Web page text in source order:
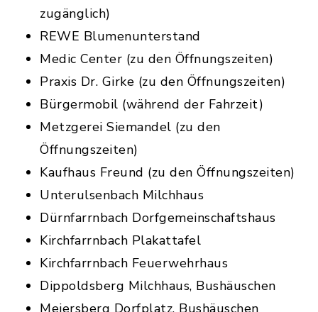
zugänglich)
REWE Blumenunterstand
Medic Center (zu den Öffnungszeiten)
Praxis Dr. Girke (zu den Öffnungszeiten)
Bürgermobil (während der Fahrzeit)
Metzgerei Siemandel (zu den
Öffnungszeiten)
Kaufhaus Freund (zu den Öffnungszeiten)
Unterulsenbach Milchhaus
Dürnfarrnbach Dorfgemeinschaftshaus
Kirchfarrnbach Plakattafel
Kirchfarrnbach Feuerwehrhaus
Dippoldsberg Milchhaus, Bushäuschen
Meiersberg Dorfplatz, Bushäuschen